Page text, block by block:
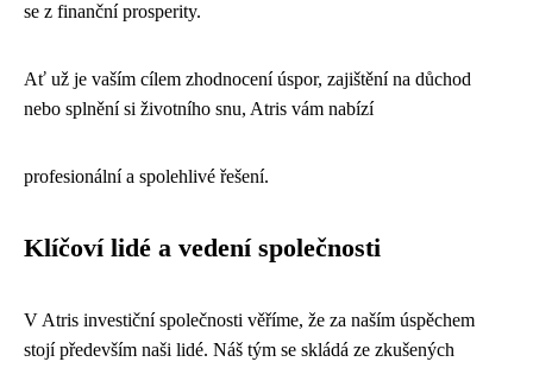
se z finanční prosperity.
Ať už je vaším cílem zhodnocení úspor, zajištění na důchod
nebo splnění si životního snu, Atris vám nabízí
profesionální a spolehlivé řešení.
Klíčoví lidé a vedení společnosti
V Atris investiční společnosti věříme, že za naším úspěchem
stojí především naši lidé. Náš tým se skládá ze zkušených